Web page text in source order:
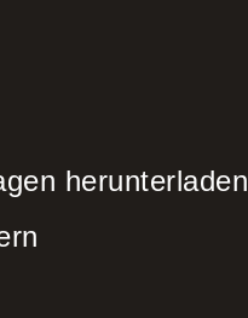
herunterladen